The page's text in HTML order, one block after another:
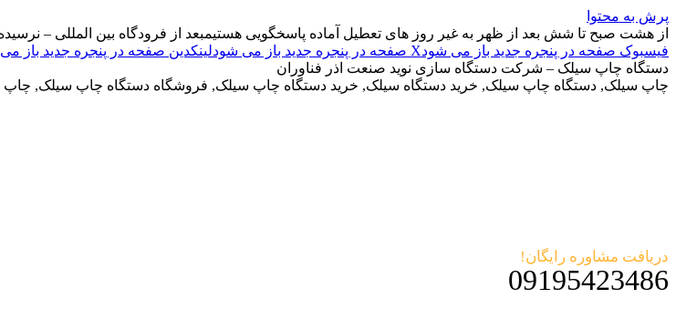
پرش به محتوا
از هشت صبح تا شش بعد از ظهر به غیر روز های تعطیل آماده پاسخگویی هستیمبعد از فرودگاه بین المللی –
فیسبوک صفحه در پنجره جدید باز می شودX صفحه در پنجره جدید باز می شود لینکدین صفحه در پنجره جدید باز
دستگاه چاپ سیلک – شرکت دستگاه سازی نوید صنعت اذر فناوران
چاپ سیلک, دستگاه چاپ سیلک, خرید دستگاه سیلک, خرید دستگاه چاپ سیلک, فروشگاه دستگاه چاپ سیلک, چاپ
دریافت مشاوره رایگان!
09195423486